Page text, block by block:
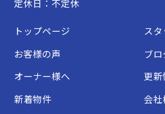
定休日：不定休
トップページ
ス
お客様の声
ブロ
オーナー様へ
更新
新着物件
会社